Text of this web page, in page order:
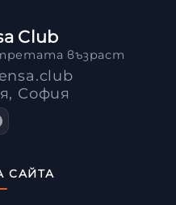
Club
възраст
София
САЙТА